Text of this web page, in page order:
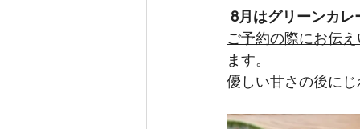
8月はグリーンカレ
ご予約の際にお伝
ます。
優しい甘さの後に